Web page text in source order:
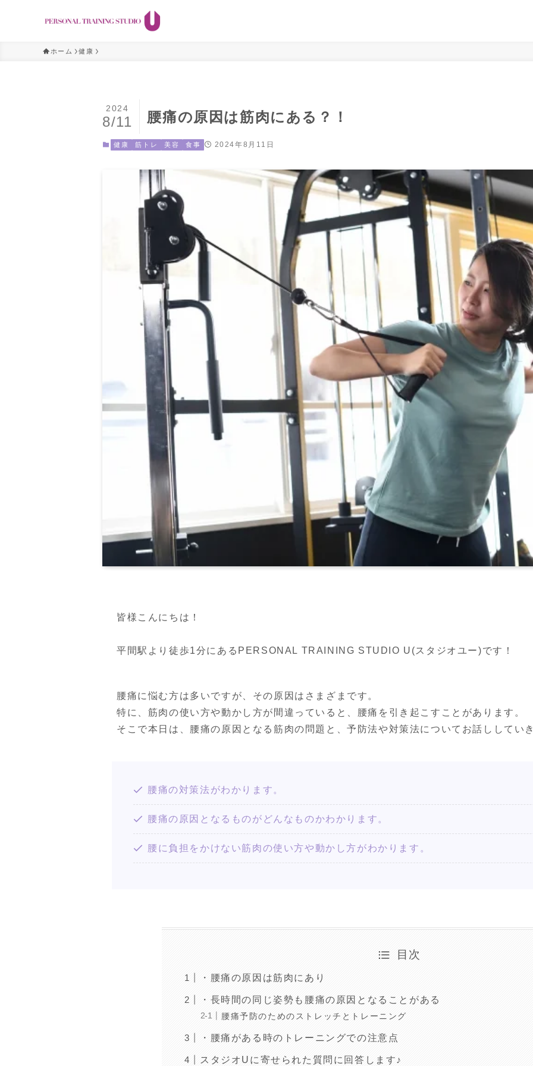
ホーム 健康
腰痛の原因は筋肉にある？！
2024
8/11
健康 筋トレ 美容 食事 2024年8月11日
皆様こんにちは！
平間駅より徒歩1分にあるPERSONAL TRAINING STUDIO U(スタジオユー)です！
腰痛に悩む方は多いですが、その原因はさまざまです。
特に、筋肉の使い方や動かし方が間違っていると、腰痛を引き起こすことがあります。
そこで本日は、腰痛の原因となる筋肉の問題と、予防法や対策法についてお話ししてい
腰痛の対策法がわかります。
腰痛の原因となるものがどんなものかわかります。
腰に負担をかけない筋肉の使い方や動かし方がわかります。
目次
・腰痛の原因は筋肉にあり
・長時間の同じ姿勢も腰痛の原因となることがある
腰痛予防のためのストレッチとトレーニング
・腰痛がある時のトレーニングでの注意点
スタジオUに寄せられた質問に回答します♪